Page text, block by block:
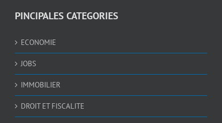
PINCIPALES CATEGORIES
ECONOMIE
JOBS
IMMOBILIER
DROIT ET FISCALITE